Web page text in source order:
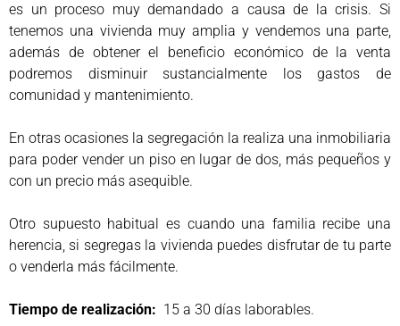
es un proceso muy demandado a causa de la crisis. Si
tenemos una vivienda muy amplia y vendemos una parte,
además de obtener el beneficio económico de la venta
podremos disminuir sustancialmente los gastos de
comunidad y mantenimiento.
En otras ocasiones la segregación la realiza una inmobiliaria
para poder vender un piso en lugar de dos, más pequeños y
con un precio más asequible.
Otro supuesto habitual es cuando una familia recibe una
herencia, si segregas la vivienda puedes disfrutar de tu parte
o venderla más fácilmente.
Tiempo de realización: 15 a 30 días laborables.